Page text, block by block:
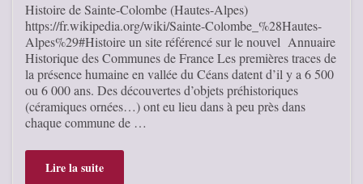
Histoire de Sainte-Colombe (Hautes-Alpes)
https://fr.wikipedia.org/wiki/Sainte-Colombe_%28Hautes-
Alpes%29#Histoire un site référencé sur le nouvel Annuaire
Historique des Communes de France Les premières traces de
la présence humaine en vallée du Céans datent d’il y a 6 500
ou 6 000 ans. Des découvertes d’objets préhistoriques
(céramiques ornées…) ont eu lieu dans à peu près dans
chaque commune de …
Lire la suite